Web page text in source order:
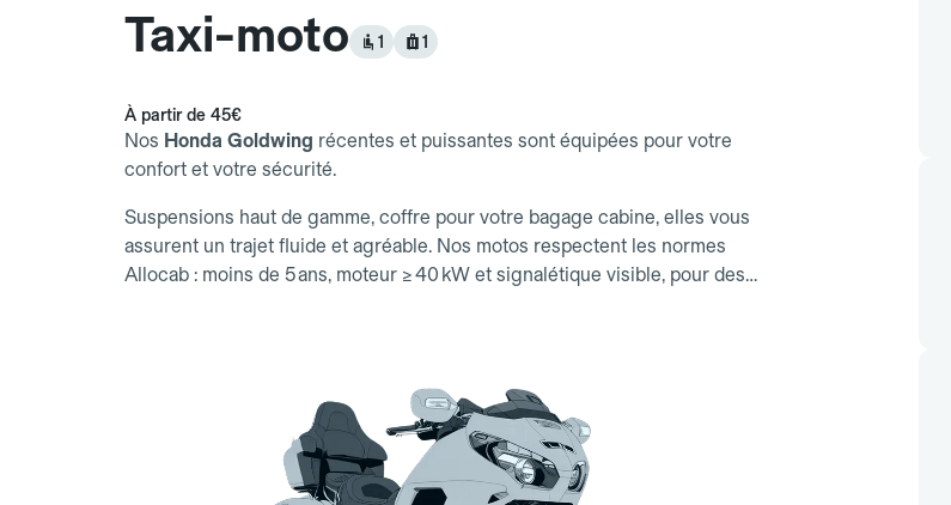
Taxi-moto 1 1
À partir de 45€
Nos Honda Goldwing récentes et puissantes sont équipées pour votre
confort et votre sécurité.
Suspensions haut de gamme, coffre pour votre bagage cabine, elles vous
assurent un trajet fluide et agréable. Nos motos respectent les normes
Allocab : moins de 5 ans, moteur ≥ 40 kW et signalétique visible, pour des